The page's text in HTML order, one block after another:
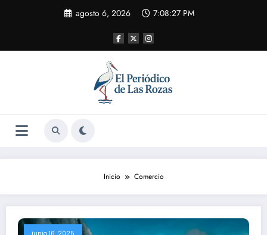
agosto 6, 2026 7:08:28 PM
Inicio Comercio